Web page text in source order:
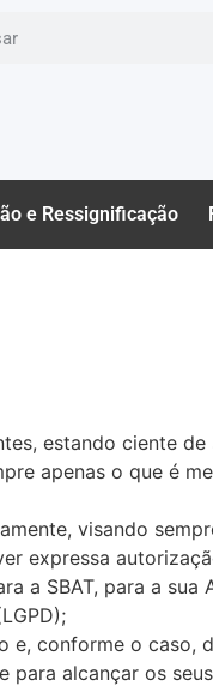
e Ressignificação
estando ciente de
apenas o que é
visando
expressa
a SBAT, para a sua
e, conforme o caso,
para alcançar os